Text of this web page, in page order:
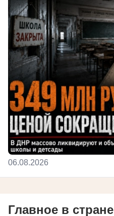
06.08.2026
Главное в стране